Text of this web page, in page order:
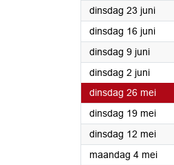
dinsdag 23 juni2026
dinsdag 16 juni2026
dinsdag 9 juni2026
dinsdag 2 juni2026
dinsdag 26 mei2026
dinsdag 19 mei2026
dinsdag 12 mei2026
maandag 4 mei2026